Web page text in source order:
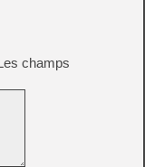
champs